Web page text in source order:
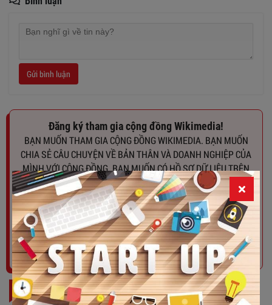
Gửi bình luận
Đăng ký tham gia cộng đồng Wikimedia!
BẠN MUỐN THAM GIA CỘNG ĐỒNG WIKIMEDIA. BẠN MUỐN
CHIA SẺ CÂU CHUYỆN VỀ BẢN THÂN VÀ DOANH NGHIỆP CỦA
MÌNH VỚI CỘNG ĐỒNG. BẠN MUỐN CÓ HỒ SƠ DỮ LIỆU TRÊN
NỀN TẢNG SỐ CỦA WIKIMEDIA. HÃY ĐỂ LẠI EMAIL VÀ
WIKIMEDIA SẼ LIÊN HỆ LẠI VỚI BẠN. XIN CẢM ƠN !
Tham gia ngay
BÀI ĐỌC NHIỀU